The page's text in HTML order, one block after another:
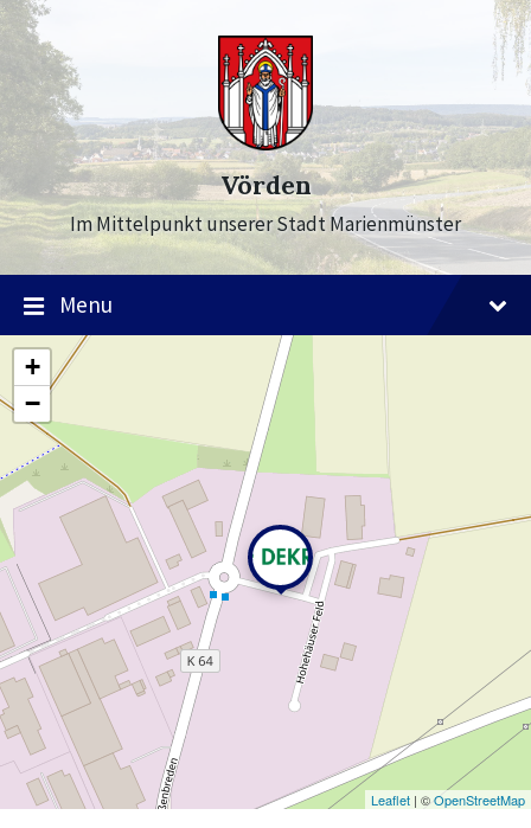
Skip
to
content
Skip
to
main
navigation
Skip
to
footer
Vörden
Im Mittelpunkt unserer Stadt Marienmünster
Menu
+
−
Leaflet | ©OpenStreetMap